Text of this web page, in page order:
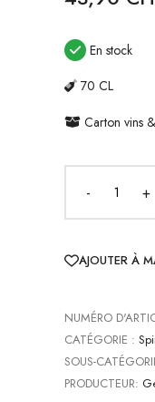
En stock
70 CL
Carton vins
- +
AJOUTER À
NUMÉRO
CATÉGORIE :
SOUS-
PRODUCTEUR: